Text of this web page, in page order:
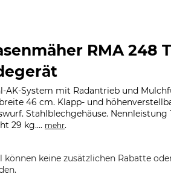
RMA 248
AK-System mit Radantrieb und
46 cm. Klapp- und
Stahlblechgehäuse. Nennleistung
29 kg.... mehr.
können keine zusätzlichen Rabatte